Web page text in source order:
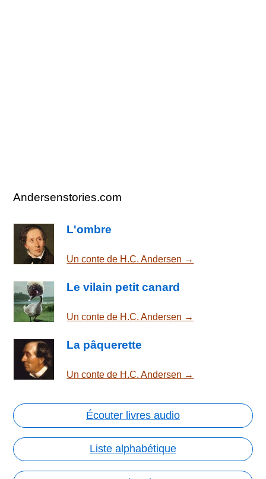
Andersenstories.com
L'ombre
Un conte de H.C. Andersen →
Le vilain petit canard
Un conte de H.C. Andersen →
La pâquerette
Un conte de H.C. Andersen →
Écouter livres audio
Liste alphabétique